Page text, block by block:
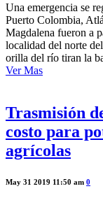
Una emergencia se
Puerto Colombia,
Magdalena fueron a
localidad del norte
orilla del río tiran la
Ver Mas
Trasmisión
costo para
agrícolas
May 31 2019 11:50 am 0